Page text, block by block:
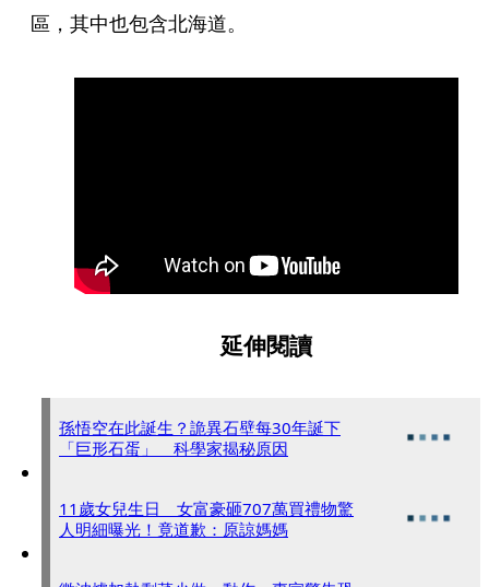
區，其中也包含北海道。
延伸閱讀
孫悟空在此誕生？詭異石壁每30年誕下
「巨形石蛋」 科學家揭秘原因
11歲女兒生日 女富豪砸707萬買禮物驚
人明細曝光！竟道歉：原諒媽媽